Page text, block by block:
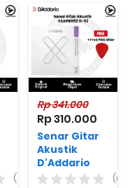
(0)
Rp 341.000
Rp 310.000
Senar Gitar
Akustik
D'Addario
XSAPB1152
(0)